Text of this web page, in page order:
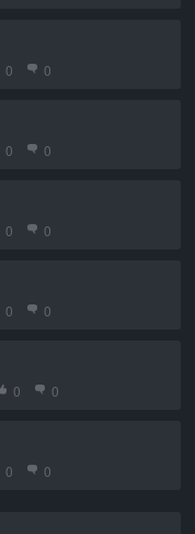
0 0
0 0
0 0
0 0
0 0
0 0